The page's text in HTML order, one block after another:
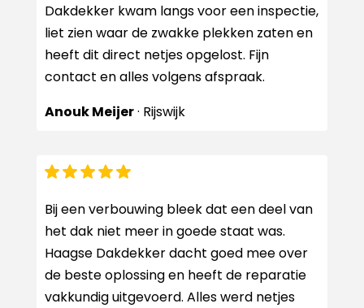
Dakdekker kwam langs voor een inspectie,
liet zien waar de zwakke plekken zaten en
heeft dit direct netjes opgelost. Fijn
contact en alles volgens afspraak.
Anouk Meijer· Rijswijk
Bij een verbouwing bleek dat een deel van
het dak niet meer in goede staat was.
Haagse Dakdekker dacht goed mee over
de beste oplossing en heeft de reparatie
vakkundig uitgevoerd. Alles werd netjes